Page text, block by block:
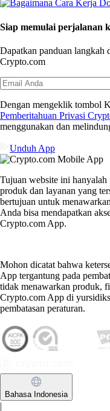
Siap memulai perjalanan
Dapatkan panduan langkah
Crypto.com
Dengan mengeklik tombol
Pemberitahuan Privasi
menggunakan dan
Unduh App
Tujuan website ini
produk dan layanan yang
bertujuan untuk
Anda bisa mendapatkan
Crypto.com App.
Mohon dicatat bahwa
App tergantung pada
tidak menawarkan produk,
Crypto.com App di
pembatasan peraturan.
Bahasa Indonesia
|